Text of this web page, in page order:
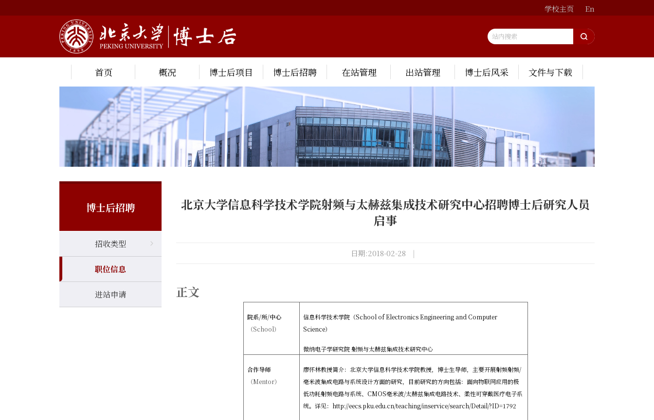
学校主页 En
首页 概况 博士后项目 博士后招聘 在站管理 出站管理 博士后风采 文件与下载
博士后招聘
招收类型
职位信息
进站申请
北京大学信息科学技术学院射频与太赫兹集成技术研究中心招聘博士后研究人员
启事
日期:2018-02-28 |
正文
院系/所/中心
（School）
信息科学技术学院（School of Electronics Engineering and Computer
Science）
微纳电子学研究院 射频与太赫兹集成技术研究中心
合作导师
（Mentor）
廖怀林教授简介：北京大学信息科学技术学院教授，博士生导师，主要开展射频射频/
毫米波集成电路与系统设计方面的研究，目前研究的方向包括：面向物联网应用的极
低功耗射频电路与系统、CMOS毫米波/太赫兹集成电路技术、柔性可穿戴医疗电子系
统。详见：http://eecs.pku.edu.cn/teaching/inservice/search/Detail/?ID=1792